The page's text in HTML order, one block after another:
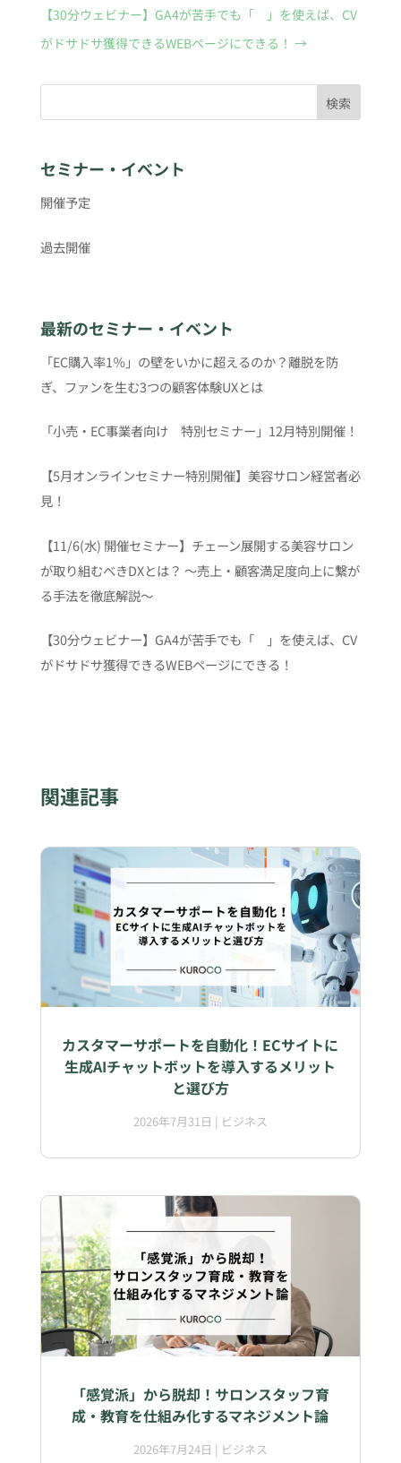
【30分ウェビナー】GA4が苦手でも「 」を使えば、CV
がドサドサ獲得できるWEBページにできる！ →
検索
セミナー・イベント
開催予定
過去開催
最新のセミナー・イベント
「EC購入率1％」の壁をいかに超えるのか？離脱を防
ぎ、ファンを生む3つの顧客体験UXとは
「小売・EC事業者向け 特別セミナー」12月特別開催！
【5月オンラインセミナー特別開催】美容サロン経営者必
見！
【11/6(水) 開催セミナー】チェーン展開する美容サロン
が取り組むべきDXとは？ 〜売上・顧客満足度向上に繋が
る手法を徹底解説〜
【30分ウェビナー】GA4が苦手でも「 」を使えば、CV
がドサドサ獲得できるWEBページにできる！
関連記事
カスタマーサポートを自動化！ECサイトに
生成AIチャットボットを導入するメリット
と選び方
2026年7月31日 | ビジネス
「感覚派」から脱却！サロンスタッフ育
成・教育を仕組み化するマネジメント論
2026年7月24日 | ビジネス